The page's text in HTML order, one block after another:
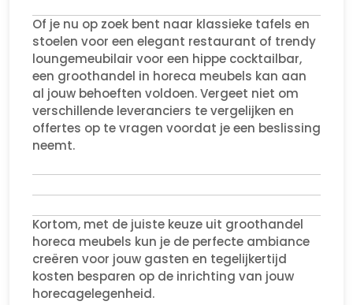
Of je nu op zoek bent naar klassieke tafels en
stoelen voor een elegant restaurant of trendy
loungemeubilair voor een hippe cocktailbar,
een groothandel in horeca meubels kan aan
al jouw behoeften voldoen. Vergeet niet om
verschillende leveranciers te vergelijken en
offertes op te vragen voordat je een beslissing
neemt.
Kortom, met de juiste keuze uit groothandel
horeca meubels kun je de perfecte ambiance
creëren voor jouw gasten en tegelijkertijd
kosten besparen op de inrichting van jouw
horecagelegenheid.